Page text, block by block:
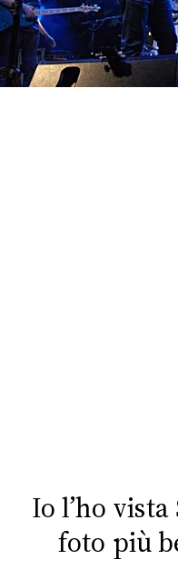
FOTO
CONCORSI
Io l’ho
foto più